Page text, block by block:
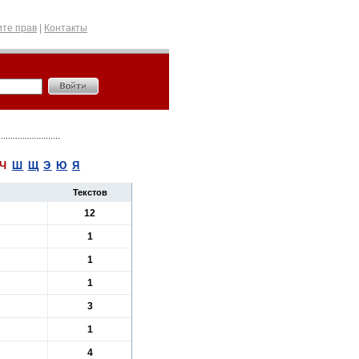
прав Контакты
Ч Ш Щ Э Ю Я
Текстов
12
1
1
1
3
1
4